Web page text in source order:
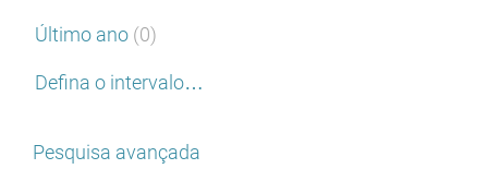
Último ano (0)
Defina o intervalo…
Pesquisa avançada